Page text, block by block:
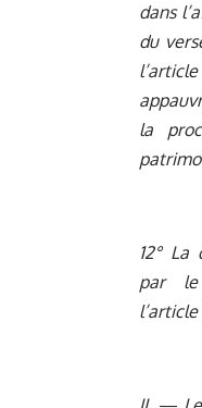
dans
du
l’article
la
12° La
par le
l’article